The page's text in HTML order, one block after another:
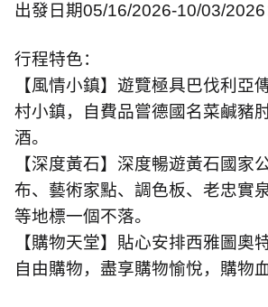
出發日期05/16/2026-10/03/2026
行程特色：
【風情小鎮】遊覽極具巴伐利亞
村小鎮，自費品嘗德國名菜鹹豬
酒。
【深度黃石】深度暢遊黃石國家
布、藝術家點、調色板、老忠實
等地標一個不落。
【購物天堂】貼心安排西雅圖奧
自由購物，盡享購物愉悅，購物